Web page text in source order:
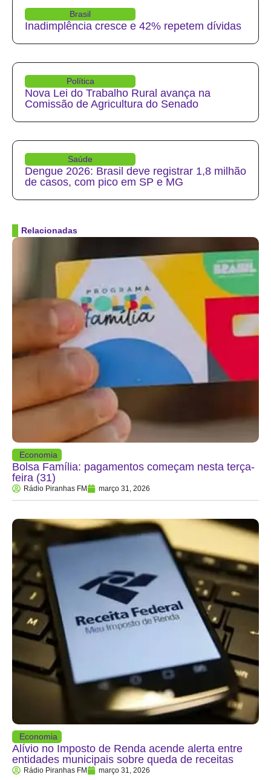
Brasil
Inadimplência cresce e 42% repetem dívidas
Política
Nova Lei do Trabalho Rural avança na
Comissão de Agricultura do Senado
Saúde
Dengue 2026: Brasil deve registrar 1,8 milhão
de casos, com pico em SP e MG
Relacionadas
Economia
Bolsa Família: pagamentos começam nesta terça-
feira (31)
Rádio Piranhas FM março 31, 2026
Economia
Alívio no Imposto de Renda acende alerta entre
entidades municipais sobre queda de receitas
Rádio Piranhas FM março 31, 2026